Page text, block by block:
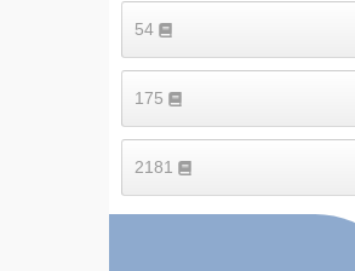
54